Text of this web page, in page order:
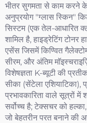
भीतर सुगमता से काम करने
अनुप्रयोग "ग्लास स्किन"
सिस्टम (एक तेल-आधारित
शामिल है, हाइड्रेटिंग
एसेंस जिसमें किण्वित
सीरम, और अंतिम
विशेषज्ञता K-ब्यूटी की
सीका (सेंटेला एशियाटिका),
प्रभावकारिता वाले सूत्रों
सर्वोच्च है; टेक्सचर को
जो बेहतरीन परत बनाने की